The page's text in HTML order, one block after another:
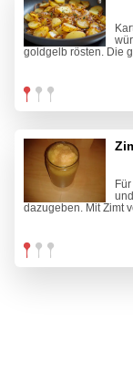
goldgelb rösten. Die
dazugeben. Mit Zimt